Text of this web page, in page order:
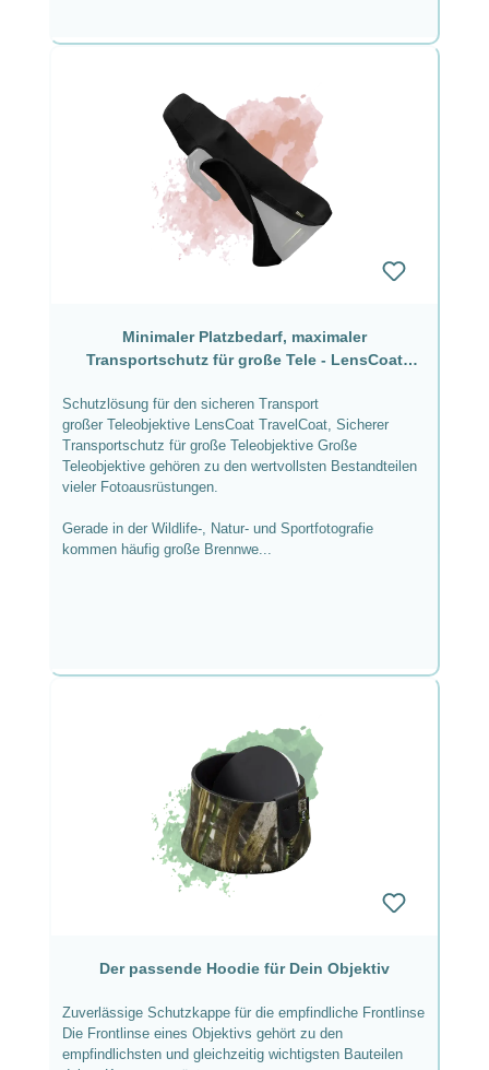
Minimaler Platzbedarf, maximaler
Transportschutz für große Tele - LensCoat
Schutzlösung für den sicheren Transport
großer Teleobjektive LensCoat TravelCoat, Sicherer
Transportschutz für große Teleobjektive Große
Teleobjektive gehören zu den wertvollsten Bestandteilen
vieler Fotoausrüstungen.
Gerade in der Wildlife-, Natur- und Sportfotografie
kommen häufig große Brennwe...
Der passende Hoodie für Dein Objektiv
Zuverlässige Schutzkappe für die empfindliche Frontlinse
Die Frontlinse eines Objektivs gehört zu den
empfindlichsten und gleichzeitig wichtigsten Bauteilen